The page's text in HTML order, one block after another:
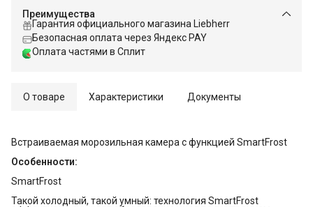
Преимущества
Гарантия официального магазина Liebherr
Безопасная оплата через Яндекс PAY
Оплата частями в Сплит
О товаре Характеристики Документы
Встраиваемая морозильная камера с функцией SmartFrost
Особенности:
SmartFrost
Такой холодный, такой умный: технология SmartFrost